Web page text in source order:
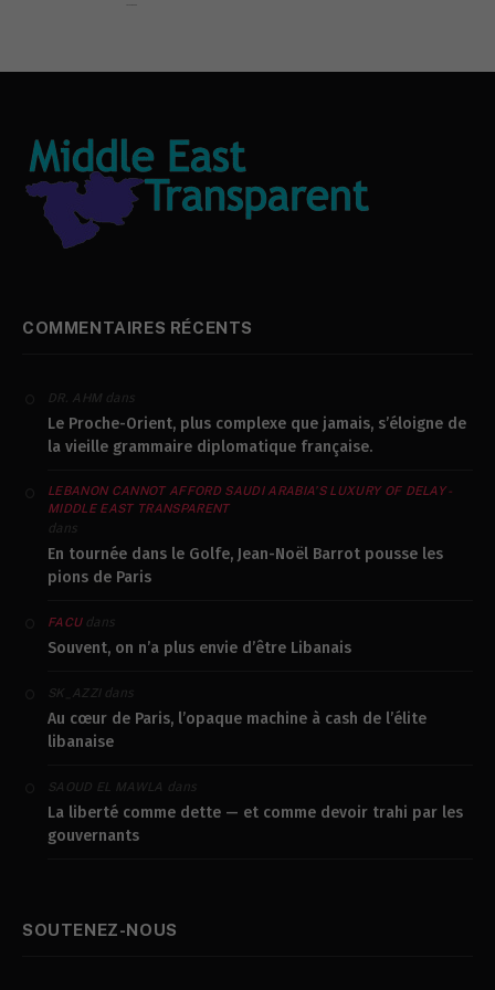
COMMENTAIRES RÉCENTS
DR. AHM dans
Le Proche-Orient, plus complexe que jamais, s’éloigne de
la vieille grammaire diplomatique française.
LEBANON CANNOT AFFORD SAUDI ARABIA’S LUXURY OF DELAY -
MIDDLE EAST TRANSPARENT
dans
En tournée dans le Golfe, Jean-Noël Barrot pousse les
pions de Paris
FACUdans
Souvent, on n’a plus envie d’être Libanais
SK_AZZIdans
Au cœur de Paris, l’opaque machine à cash de l’élite
libanaise
SAOUD EL MAWLA dans
La liberté comme dette — et comme devoir trahi par les
gouvernants
SOUTENEZ-NOUS